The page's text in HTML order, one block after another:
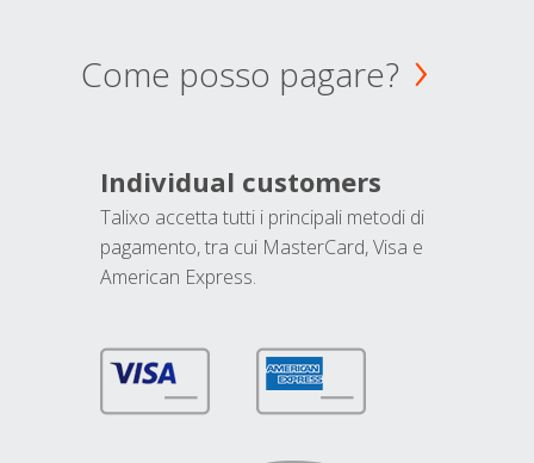
Come posso pagare?
Individual customers
Talixo accetta tutti i principali metodi di
pagamento, tra cui MasterCard, Visa e
American Express.